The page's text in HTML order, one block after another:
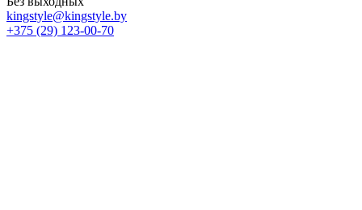
kingstyle@kingstyle.by
+375 (29) 123-00-70